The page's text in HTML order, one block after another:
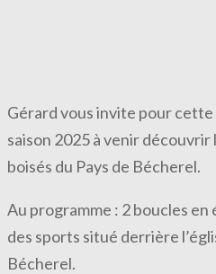
Gérard vous invite pour
saison 2025 à venir
boisés du Pays de Bécherel.
Au programme : 2 boucles
des sports situé derrière
Bécherel.